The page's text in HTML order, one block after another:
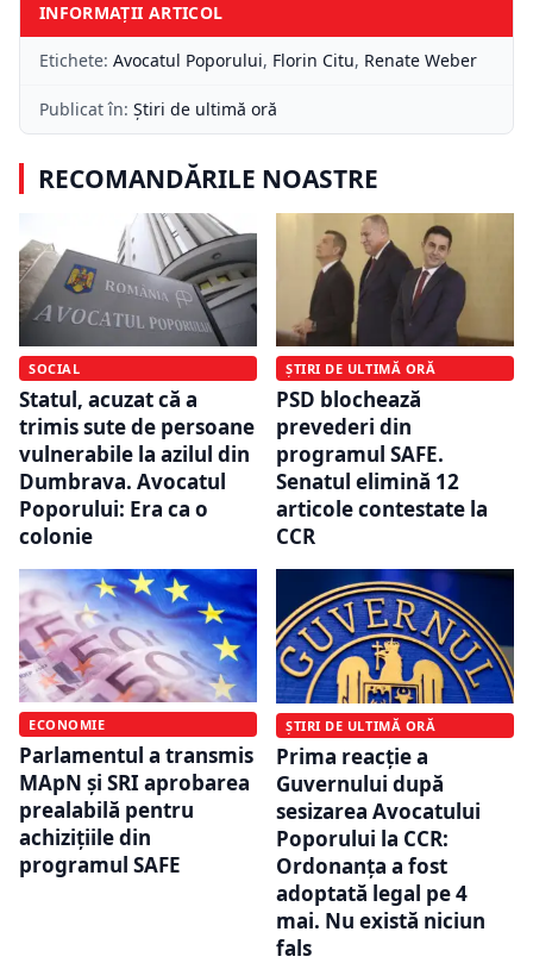
INFORMAȚII ARTICOL
Etichete: Avocatul Poporului, Florin Citu, Renate Weber
Publicat în: Știri de ultimă oră
RECOMANDĂRILE NOASTRE
SOCIAL
Statul, acuzat că a
trimis sute de persoane
vulnerabile la azilul din
Dumbrava. Avocatul
Poporului: Era ca o
colonie
ȘTIRI DE ULTIMĂ ORĂ
PSD blochează
prevederi din
programul SAFE.
Senatul elimină 12
articole contestate la
CCR
ECONOMIE
Parlamentul a transmis
MApN și SRI aprobarea
prealabilă pentru
achizițiile din
programul SAFE
ȘTIRI DE ULTIMĂ ORĂ
Prima reacție a
Guvernului după
sesizarea Avocatului
Poporului la CCR:
Ordonanța a fost
adoptată legal pe 4
mai. Nu există niciun
fals